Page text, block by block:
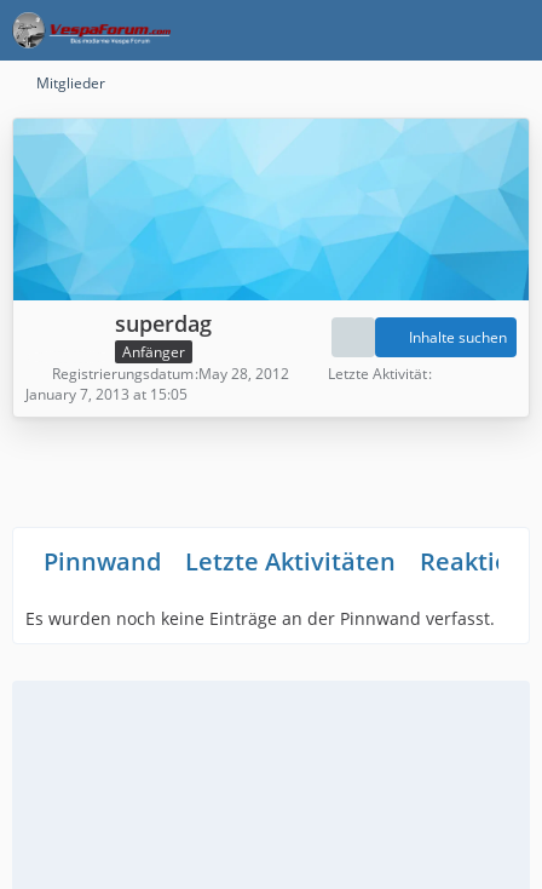
Mitglieder
superdag
Anfänger
Inhalte suchen
Registrierungsdatum May 28, 2012
Letzte Aktivität
January 7, 2013 at 15:05
Pinnwand Letzte Aktivitäten
Es wurden noch keine Einträge an der Pinnwand verfasst.